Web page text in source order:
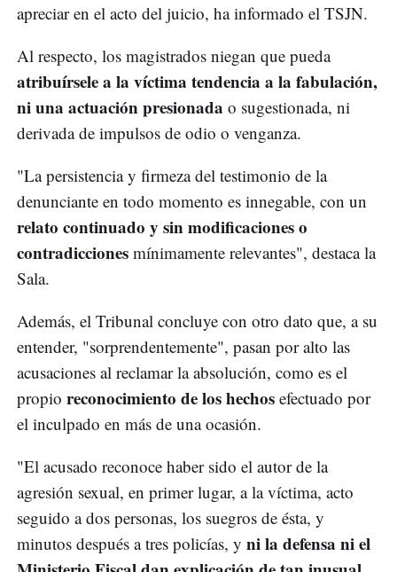
apreciar en el acto del juicio, ha informado el TSJN.
Al respecto, los magistrados niegan que pueda
atribuírsele a la víctima tendencia a la fabulación,
ni una actuación presionada o sugestionada, ni
derivada de impulsos de odio o venganza.
"La persistencia y firmeza del testimonio de la
denunciante en todo momento es innegable, con un
relato continuado y sin modificaciones o
contradicciones mínimamente relevantes", destaca la
Sala.
Además, el Tribunal concluye con otro dato que, a su
entender, "sorprendentemente", pasan por alto las
acusaciones al reclamar la absolución, como es el
propio reconocimiento de los hechos efectuado por
el inculpado en más de una ocasión.
"El acusado reconoce haber sido el autor de la
agresión sexual, en primer lugar, a la víctima, acto
seguido a dos personas, los suegros de ésta, y
minutos después a tres policías, y ni la defensa ni el